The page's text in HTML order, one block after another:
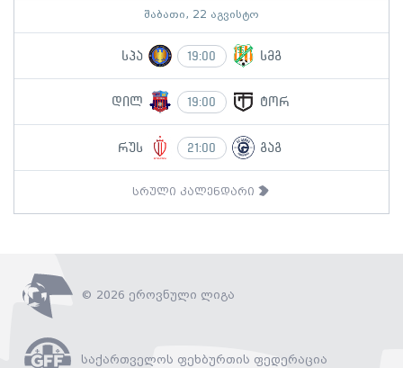
შაბათი, 22 აგვისტო
სპა 19:00 სმგ
დილ 19:00 ტორ
რუს 21:00 გაგ
სრული კალენდარი
© 2026 ეროვნული ლიგა
საქართველოს ფეხბურთის ფედერაცია